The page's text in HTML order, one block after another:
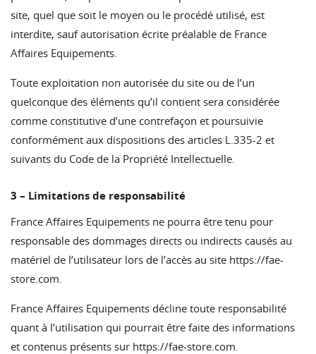
site, quel que soit le moyen ou le procédé utilisé, est
interdite, sauf autorisation écrite préalable de France
Affaires Equipements.
Toute exploitation non autorisée du site ou de l’un
quelconque des éléments qu’il contient sera considérée
comme constitutive d’une contrefaçon et poursuivie
conformément aux dispositions des articles L.335-2 et
suivants du Code de la Propriété Intellectuelle.
3 – Limitations de responsabilité
France Affaires Equipements ne pourra être tenu pour
responsable des dommages directs ou indirects causés au
matériel de l’utilisateur lors de l’accès au site https://fae-
store.com
France Affaires Equipements décline toute responsabilité
quant à l’utilisation qui pourrait être faite des informations
et contenus présents sur https://fae-store.com